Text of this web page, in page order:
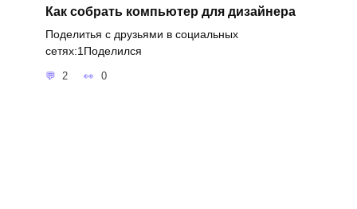
Как собрать компьютер для дизайнера
Поделитья с друзьями в социальных
сетях:1Поделился
2 0